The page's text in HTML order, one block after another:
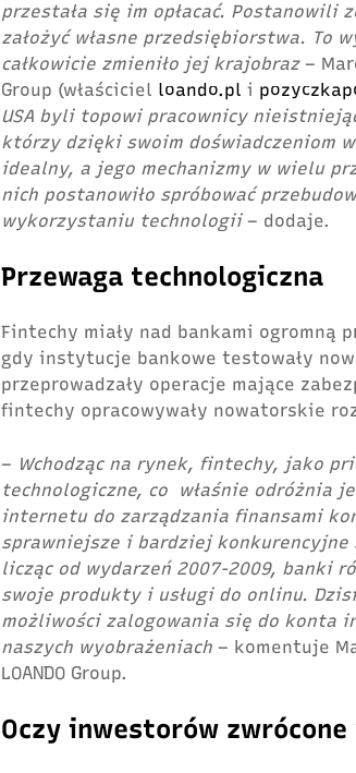
przestała się im opłacać. Postanowili
założyć własne przedsiębiorstwa. To
całkowicie zmieniło jej krajobraz–
Group (właściciel loando.pl i
USA byli topowi pracownicy
którzy dzięki swoim doświadczeniom
idealny, a jego mechanizmy w wielu
nich postanowiło spróbować
wykorzystaniu technologii– dodaje.
Przewaga technologiczna
Fintechy miały nad bankami ogromną
gdy instytucje bankowe testowały
przeprowadzały operacje mające
fintechy opracowywały nowatorskie
– Wchodząc na rynek, fintechy, jako
technologiczne, co właśnie odróżnia
internetu do zarządzania finansami
sprawniejsze i bardziej konkurencyjne
licząc od wydarzeń 2007-2009, banki
swoje produkty i usługi do onlinu.
możliwości zalogowania się do konta
naszych wyobrażeniach – komentuje
LOANDO Group.
Oczy inwestorów